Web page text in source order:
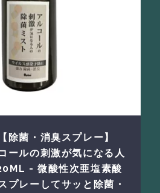
除菌・消臭スプレー】
ールの刺激が気になる人
- 微酸性次亜塩素酸
プレーしてサッと除菌・